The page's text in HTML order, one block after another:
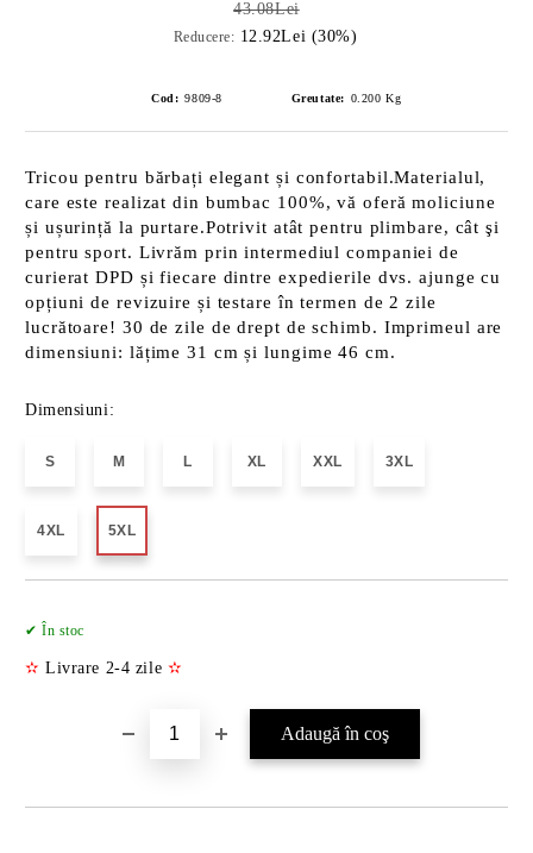
43.08Lei
Reducere: 12.92Lei (30%)
Cod: 9809-8 Greutate: 0.200 Kg
Tricou pentru bărbați elegant și confortabil.Materialul,
care este realizat din bumbac 100%, vă oferă moliciune
și ușurință la purtare.Potrivit atât pentru plimbare, cât şi
pentru sport. Livrăm prin intermediul companiei de
curierat DPD și fiecare dintre expedierile dvs. ajunge cu
opțiuni de revizuire și testare în termen de 2 zile
lucrătoare! 30 de zile de drept de schimb. Imprimeul are
dimensiuni: lățime 31 cm și lungime 46 cm.
Dimensiuni:
S M L XL XXL 3XL
4XL 5XL
✔ În stoc
✫ Livrare 2-4 zile ✫